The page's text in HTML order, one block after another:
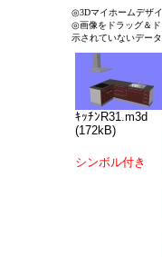
◎3Dマイホームデザ
◎画像をドラッグ＆ド
示されていないデー
ｷｯﾁﾝR31.m3d
(172kB)
シンボル付き